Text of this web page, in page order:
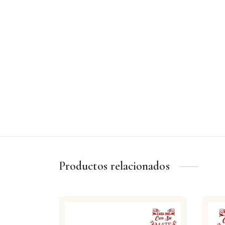
Productos relacionados